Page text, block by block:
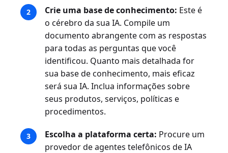
Crie uma base de conhecimento: Este é
o cérebro da sua IA. Compile um
documento abrangente com as respostas
para todas as perguntas que você
identificou. Quanto mais detalhada for
sua base de conhecimento, mais eficaz
será sua IA. Inclua informações sobre
seus produtos, serviços, políticas e
procedimentos.
Escolha a plataforma certa: Procure um
provedor de agentes telefônicos de IA